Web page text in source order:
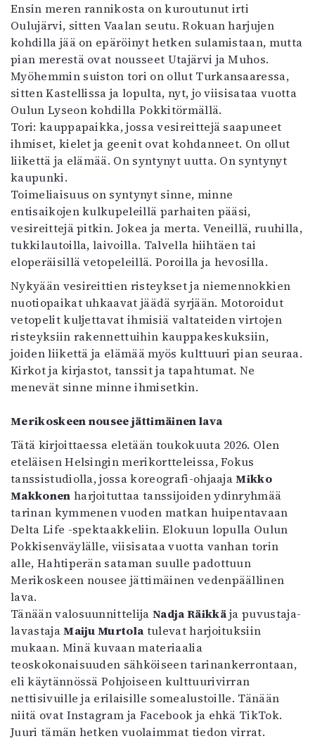
Ensin meren rannikosta on kuroutunut irti
Oulujärvi, sitten Vaalan seutu. Rokuan harjujen
kohdilla jää on epäröinyt hetken sulamistaan, mutta
pian merestä ovat nousseet Utajärvi ja Muhos.
Myöhemmin suiston tori on ollut Turkansaaressa,
sitten Kastellissa ja lopulta, nyt, jo viisisataa vuotta
Oulun Lyseon kohdilla Pokkitörmällä.
Tori: kauppapaikka, jossa vesireittejä saapuneet
ihmiset, kielet ja geenit ovat kohdanneet. On ollut
liikettä ja elämää. On syntynyt uutta. On syntynyt
kaupunki.
Toimeliaisuus on syntynyt sinne, minne
entisaikojen kulkupeleillä parhaiten pääsi,
vesireittejä pitkin. Jokea ja merta. Veneillä, ruuhilla,
tukkilautoilla, laivoilla. Talvella hiihtäen tai
eloperäisillä vetopeleillä. Poroilla ja hevosilla.
Nykyään vesireittien risteykset ja niemennokkien
nuotiopaikat uhkaavat jäädä syrjään. Motoroidut
vetopelit kuljettavat ihmisiä valtateiden virtojen
risteyksiin rakennettuihin kauppakeskuksiin,
joiden liikettä ja elämää myös kulttuuri pian seuraa.
Kirkot ja kirjastot, tanssit ja tapahtumat. Ne
menevät sinne minne ihmisetkin.
Merikoskeen nousee jättimäinen lava
Tätä kirjoittaessa eletään toukokuuta 2026. Olen
eteläisen Helsingin merikortteleissa, Fokus
tanssistudiolla, jossa koreografi-ohjaajaMikko
Makkonen harjoituttaa tanssijoiden ydinryhmää
tarinan kymmenen vuoden matkan huipentavaan
Delta Life -spektaakkeliin. Elokuun lopulla Oulun
Pokkisenväylälle, viisisataa vuotta vanhan torin
alle, Hahtiperän sataman suulle padottuun
Merikoskeen nousee jättimäinen vedenpäällinen
lava.
Tänään valosuunnittelija Nadja Räikkäja puvustaja-
lavastajaMaiju Murtola tulevat harjoituksiin
mukaan. Minä kuvaan materiaalia
teoskokonaisuuden sähköiseen tarinankerrontaan,
eli käytännössä Pohjoiseen kulttuurivirran
nettisivuille ja erilaisille somealustoille. Tänään
niitä ovat Instagram ja Facebook ja ehkä TikTok.
Juuri tämän hetken vuolaimmat tiedon virrat.